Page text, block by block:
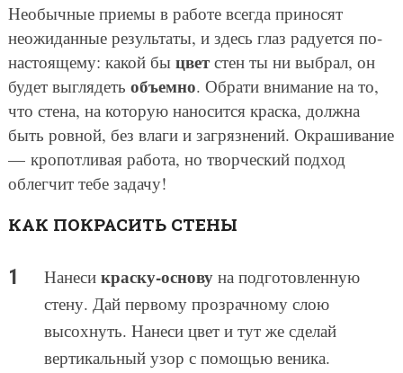
Необычные приемы в работе всегда приносят
неожиданные результаты, и здесь глаз радуется по-
настоящему: какой бы цветстен ты ни выбрал, он
будет выглядеть объемно. Обрати внимание на то,
что стена, на которую наносится краска, должна
быть ровной, без влаги и загрязнений. Окрашивание
— кропотливая работа, но творческий подход
облегчит тебе задачу!
КАК ПОКРАСИТЬ СТЕНЫ
Нанеси краску-основуна подготовленную
стену. Дай первому прозрачному слою
высохнуть. Нанеси цвет и тут же сделай
вертикальный узор с помощью веника.